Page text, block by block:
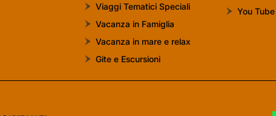
Viaggi Tematici Speciali
Vacanza in Famiglia
Vacanza in mare e relax
Gite e Escursioni
You Tube